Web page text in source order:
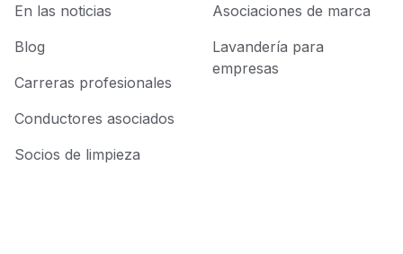
En las noticias
Blog
Carreras profesionales
Conductores asociados
Socios de limpieza
Asociaciones de marca
Lavandería para
empresas